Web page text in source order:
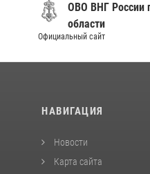
ОВО ВНГ России
области
Официальный сайт
НАВИГАЦИЯ
Новости
Карта сайта